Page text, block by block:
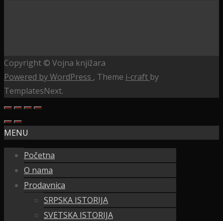
Copyright © Vojna knjižara
Powered by WordPress , Theme i-craft by
TemplatesNext.
MENU
Početna
O nama
Prodavnica
SRPSKA ISTORIJA
SVETSKA ISTORIJA